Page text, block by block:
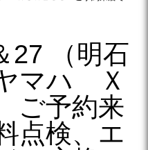
27 （明石
マハ Ｘ
ご予約来
点検、エ